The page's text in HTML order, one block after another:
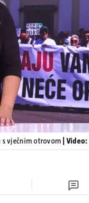
Pokretanje videa...
vječnim otrovom |